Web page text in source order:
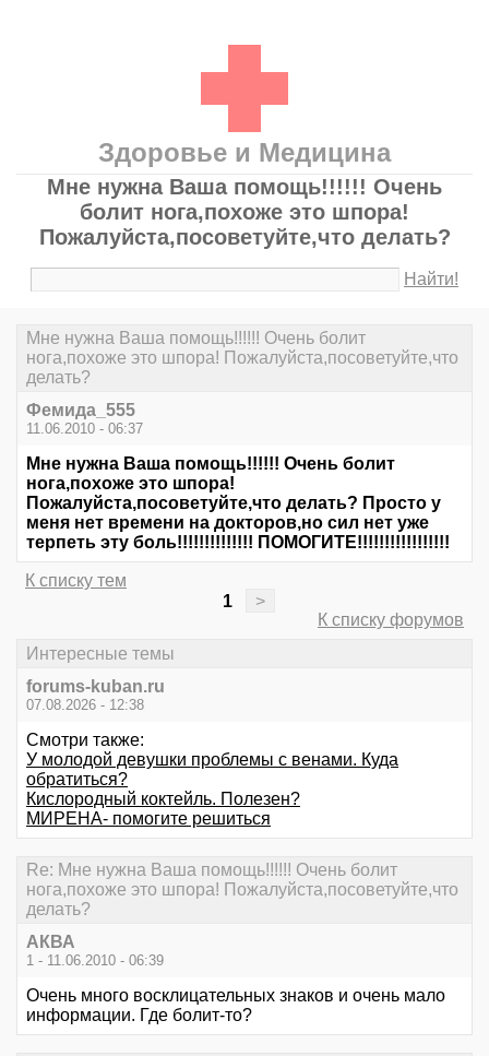
Здоровье и Медицина
Мне нужна Ваша помощь!!!!!! Очень
болит нога,похоже это шпора!
Пожалуйста,посоветуйте,что делать?
Найти!
Мне нужна Ваша помощь!!!!!! Очень болит
нога,похоже это шпора! Пожалуйста,посоветуйте,что
делать?
Фемида_555
11.06.2010 - 06:37
Мне нужна Ваша помощь!!!!!! Очень болит
нога,похоже это шпора!
Пожалуйста,посоветуйте,что делать? Просто у
меня нет времени на докторов,но сил нет уже
терпеть эту боль!!!!!!!!!!!!!! ПОМОГИТЕ!!!!!!!!!!!!!!!!!
К списку тем
1
>
К списку форумов
Интересные темы
forums-kuban.ru
07.08.2026 - 12:38
Смотри также:
У молодой девушки проблемы с венами. Куда
обратиться?
Кислородный коктейль. Полезен?
МИРЕНА- помогите решиться
Re: Мне нужна Ваша помощь!!!!!! Очень болит
нога,похоже это шпора! Пожалуйста,посоветуйте,что
делать?
АКВА
1 - 11.06.2010 - 06:39
Очень много восклицательных знаков и очень мало
информации. Где болит-то?